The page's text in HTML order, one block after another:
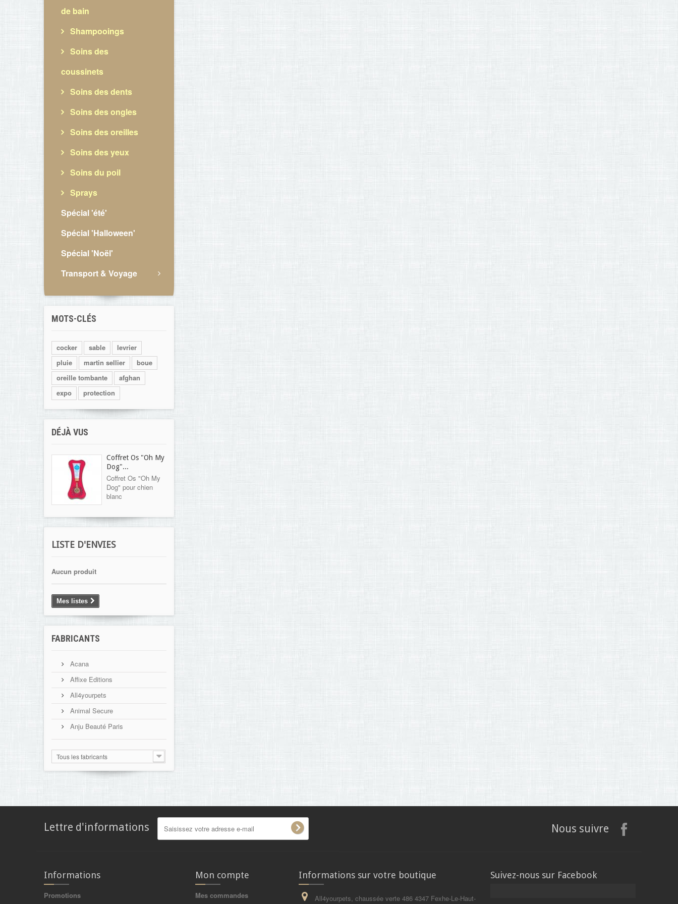
de bain
Shampooings
Soins des
coussinets
Soins des dents
Soins des ongles
Soins des oreilles
Soins des yeux
Soins du poil
Sprays
Spécial 'été'
Spécial 'Halloween'
Spécial 'Noël'
Transport & Voyage
MOTS-CLÉS
cocker sable
levrier
pluie
martin sellier
boue
oreille tombante
afghan
expo
protection
DÉJÀ VUS
Coffret Os "Oh My
Dog"...
Coffret Os "Oh My
Dog" pour chien
blanc
LISTE D'ENVIES
Aucun produit
Mes listes
FABRICANTS
Acana
Affixe Editions
All4yourpets
Animal Secure
Anju Beauté Paris
Tous les fabricants
Lettre d'informations Nous suivre
Informations
Promotions
Mon compte
Mes commandes
Informations sur votre boutique
All4yourpets, chaussée verte 486 4347 Fexhe-Le-Haut-
Suivez-nous sur Facebook